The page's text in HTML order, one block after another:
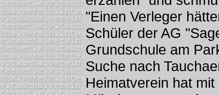
"Einen Verleger
Schüler der AG
Grundschule am
Suche nach
Heimatverein hat mit